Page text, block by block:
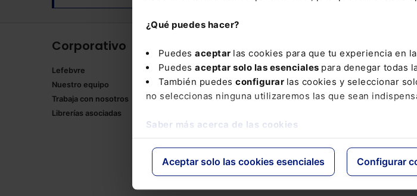
¿Qué puedes hacer?
Puedes aceptar las cookies para que tu experiencia en
Puedes aceptar solo las esenciales para denegar todas
También puedes configurar las cookies y seleccionar
no seleccionas ninguna utilizaremos las que sean
Saber más acerca de las cookies
Aceptar solo las cookies esenciales Configurar
Corporativo
Lefebvre
Nuestro equipo
Trabaja con nosotros
Librerías asociadas
Productos
Mementos
Formularios Jurídicos
Manuales de Derecho
Mementos Expertos
Códigos Comentados